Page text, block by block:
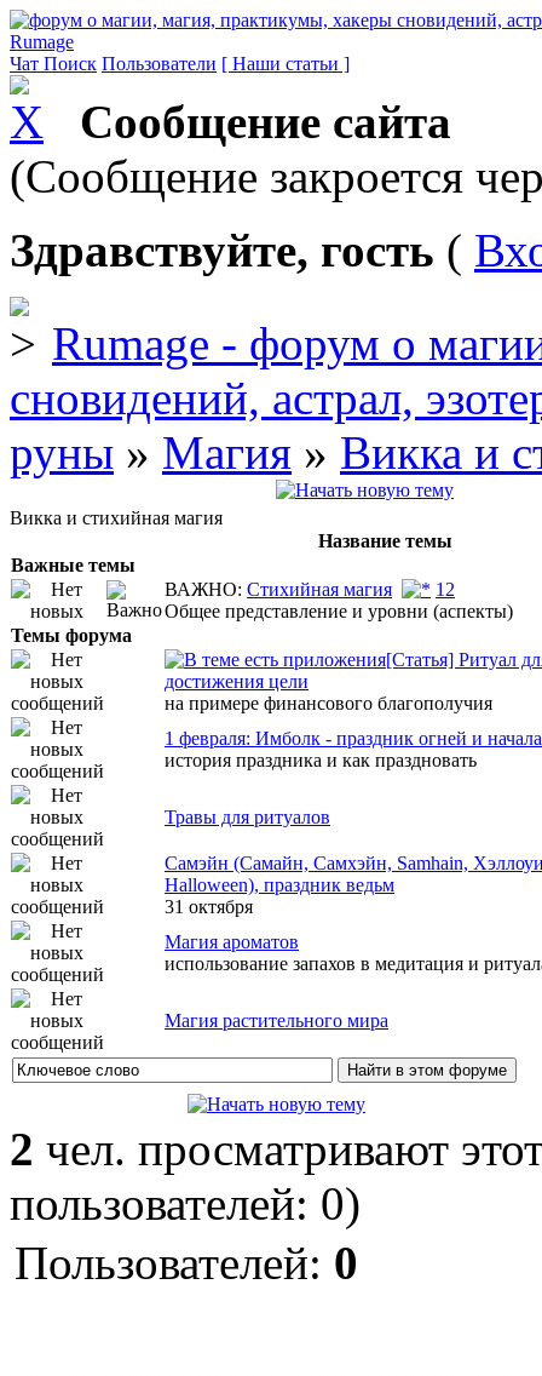
Rumage
Чат Поиск Пользователи [ Наши статьи ]
Сообщение сайта
(Сообщение закроется
Здравствуйте, гость (
Rumage - форум о
сновидений, астрал,
руны » Магия » Викка и
Викка и стихийная магия
Название темы
Важные темы
ВАЖНО: Стихийная магия 1 2
Общее представление и уровни (аспекты)
Темы форума
[Статья] Ритуал
достижения цели
на примере финансового благополучия
1 февраля: Имболк - праздник огней и
история праздника и как праздновать
Травы для ритуалов
Самэйн (Самайн, Самхэйн, Samhain,
Halloween), праздник ведьм
31 октября
Магия ароматов
использование запахов в медитация и
Магия растительного мира
2 чел. просматривают
пользователей: 0)
Пользователей: 0